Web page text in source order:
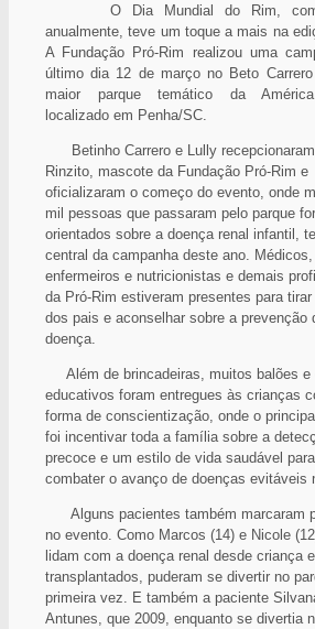
O Dia Mundial do Rim,
anualmente, teve um toque a mais na
A Fundação Pró-Rim realizou uma
último dia 12 de março no Beto
maior parque temático da
localizado em Penha/SC.
Betinho Carrero e Lully
Rinzito, mascote da Fundação Pró-Rim e
oficializaram o começo do evento, onde
mil pessoas que passaram pelo parque
orientados sobre a doença renal infantil,
central da campanha deste ano. Médicos,
enfermeiros e nutricionistas e demais
da Pró-Rim estiveram presentes para tirar
dos pais e aconselhar sobre a prevenção
doença.
Além de brincadeiras, muitos balões e
educativos foram entregues às crianças
forma de conscientização, onde o
foi incentivar toda a família sobre a
precoce e um estilo de vida saudável para
combater o avanço de doenças evitáveis
Alguns pacientes também marcaram
no evento. Como Marcos (14) e Nicole
lidam com a doença renal desde criança
transplantados, puderam se divertir no
primeira vez. E também a paciente
Antunes, que 2009, enquanto se divertia